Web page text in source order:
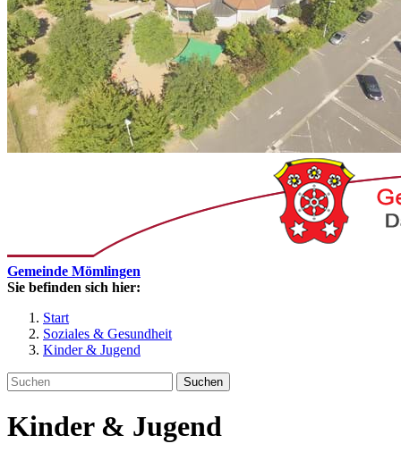
Gemeinde Mömlingen
Sie befinden sich hier:
Start
Soziales & Gesundheit
Kinder & Jugend
Suchen
Kinder & Jugend